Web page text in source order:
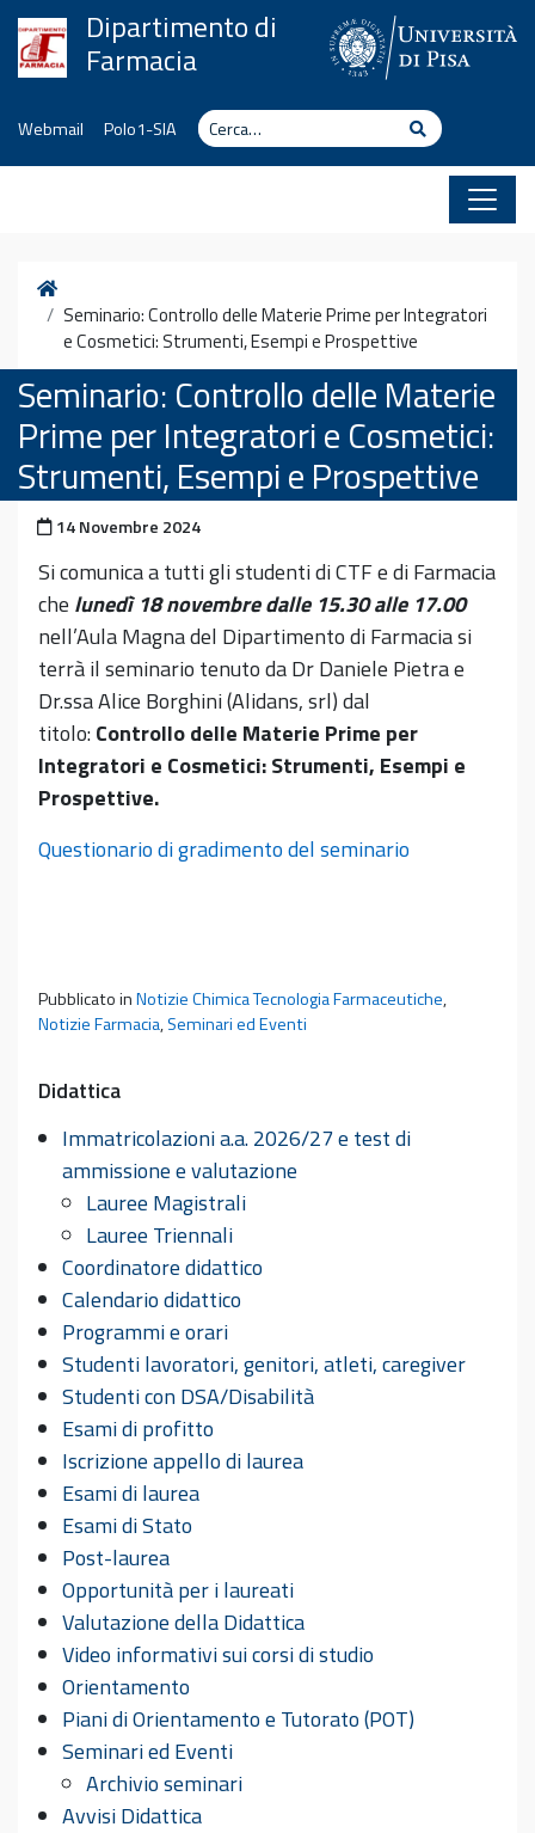
Vai al contenutoDipartimento di
Farmacia
Webmail Polo1-SIA Cerca Cerca
Home
Seminario: Controllo delle Materie Prime per Integratori
e Cosmetici: Strumenti, Esempi e Prospettive
Seminario: Controllo delle Materie
Prime per Integratori e Cosmetici:
Strumenti, Esempi e Prospettive
Pubblicato il
14 Novembre 2024
Si comunica a tutti gli studenti di CTF e di Farmacia
che lunedì 18 novembre dalle 15.30 alle 17.00
nell’Aula Magna del Dipartimento di Farmacia si
terrà il seminario tenuto da Dr Daniele Pietra e
Dr.ssa Alice Borghini (Alidans, srl) dal
titolo:Controllo delle Materie Prime per
Integratori e Cosmetici: Strumenti, Esempi e
Prospettive.
Questionario di gradimento del seminario
Pubblicato inNotizie Chimica Tecnologia Farmaceutiche,
Notizie Farmacia,Seminari ed Eventi
Didattica
Immatricolazioni a.a. 2026/27 e test di
ammissione e valutazione
Lauree Magistrali
Lauree Triennali
Coordinatore didattico
Calendario didattico
Programmi e orari
Studenti lavoratori, genitori, atleti, caregiver
Studenti con DSA/Disabilità
Esami di profitto
Iscrizione appello di laurea
Esami di laurea
Esami di Stato
Post-laurea
Opportunità per i laureati
Valutazione della Didattica
Video informativi sui corsi di studio
Orientamento
Piani di Orientamento e Tutorato (POT)
Seminari ed Eventi
Archivio seminari
Avvisi Didattica